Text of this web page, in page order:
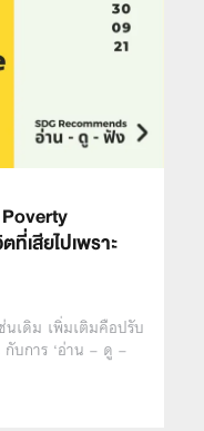
เสียไปเพราะ
เดิม เพิ่มเติมคือปรับ
บการ ‘อ่าน – ดู –